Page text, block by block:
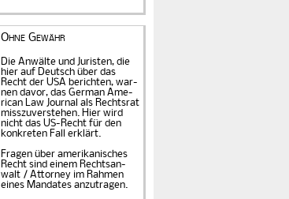
Ohne Gewähr
Die Anwälte und Juristen, die
hier auf Deutsch über das
Recht der USA be­rich­ten, war­
nen davor, das German Ame­
rican Law Journal als Rechts­rat
miss­zu­verstehen. Hier wird
nicht das US-Recht für den
konkreten Fall er­klärt.
Fragen über amerika­ni­sches
Recht sind einem Rechts­an­
walt / Attorney im Rahmen
eines Mandates an­zu­tragen.